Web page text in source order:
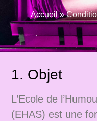
Accueil»
1. Objet
L’Ecole de
(EHAS) est une